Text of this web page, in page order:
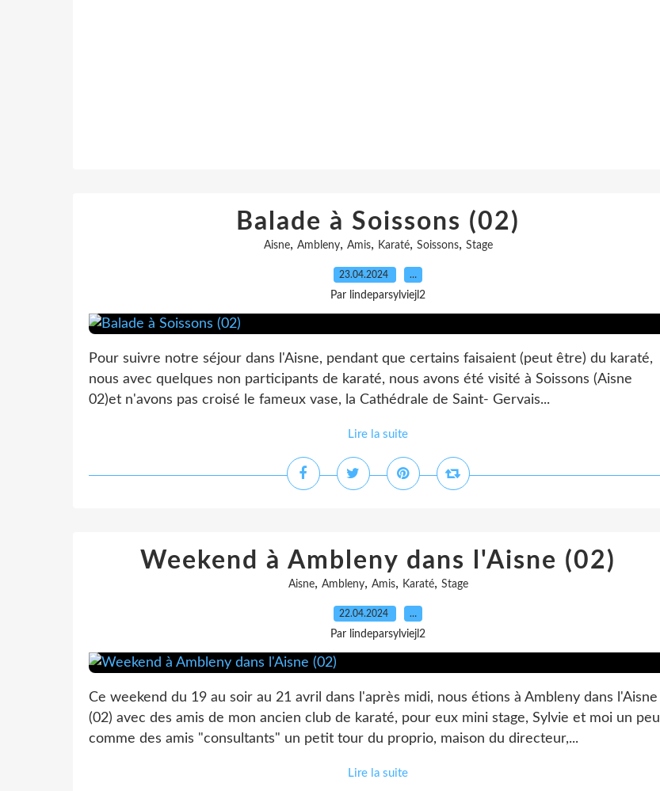
Balade à Soissons (02)
Aisne, Ambleny, Amis, Karaté, Soissons, Stage
23.04.2024 …
Par lindeparsylviejl2
Pour suivre notre séjour dans l'Aisne, pendant que certains faisaient (peut être) du karaté,
nous avec quelques non participants de karaté, nous avons été visité à Soissons (Aisne
02)et n'avons pas croisé le fameux vase, la Cathédrale de Saint- Gervais...
Lire la suite
Weekend à Ambleny dans l'Aisne (02)
Aisne, Ambleny, Amis, Karaté, Stage
22.04.2024 …
Par lindeparsylviejl2
Ce weekend du 19 au soir au 21 avril dans l'après midi, nous étions à Ambleny dans l'Aisne
(02) avec des amis de mon ancien club de karaté, pour eux mini stage, Sylvie et moi un peu
comme des amis "consultants" un petit tour du proprio, maison du directeur,...
Lire la suite